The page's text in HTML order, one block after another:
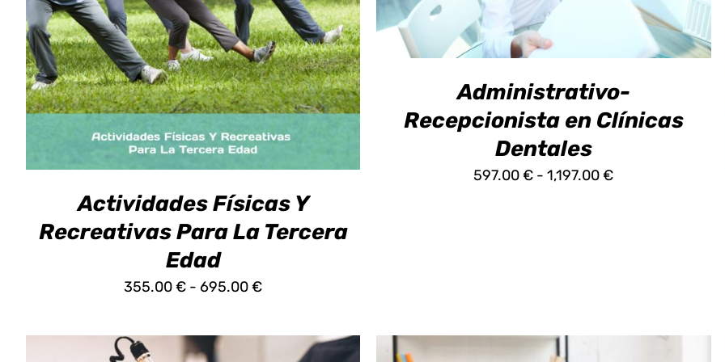
SELECCIONAR OPCIONESESTE
PRODUCTO
TIENE
MÚLTIPLES
VARIANTES.
LAS
OPCIONES
SE
PUEDEN
LA
PÁGINA
DE
/ DETALLES
Actividades Físicas Y
Recreativas Para La Tercera
Edad
355.00€ - 695.00€Rango
precios:
VARIANTES.
OPCIONES
PUEDEN
ELEGIR
EN
LA
PÁGINA
DE
Administrativo-
Recepcionista en Clínicas
Dentales
597.00€ - 1,197.00€Rango